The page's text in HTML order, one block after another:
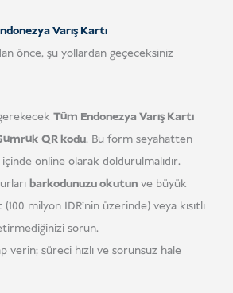
Varış Kartı
önce, şu yollardan geçeceksiniz
Tüm Endonezya Varış Kartı
QR kodu. Bu form seyahatten
online olarak doldurulmalıdır.
barkodunuzu okutunve büyük
milyon IDR'nin üzerinde) veya kısıtlı
sorun.
verin; süreci hızlı ve sorunsuz hale